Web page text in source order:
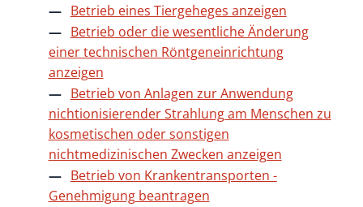
Betrieb eines Tiergeheges anzeigen
Betrieb oder die wesentliche Änderung
einer technischen Röntgeneinrichtung
anzeigen
Betrieb von Anlagen zur Anwendung
nichtionisierender Strahlung am Menschen zu
kosmetischen oder sonstigen
nichtmedizinischen Zwecken anzeigen
Betrieb von Krankentransporten -
Genehmigung beantragen